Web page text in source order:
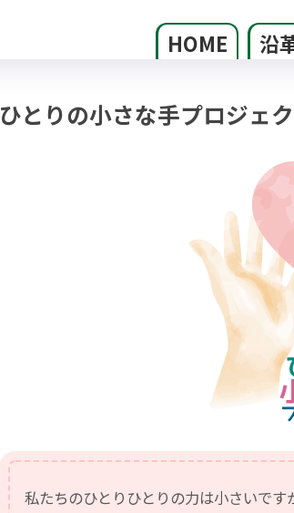
HOME 沿
ひとりの小さな手プロジェ
私たちのひとりひとりの力は小さいで